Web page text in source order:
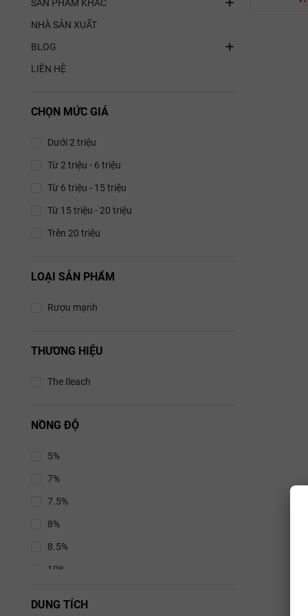
SẢN PHẨM KHÁC
NHÀ SẢN XUẤT
BLOG
LIÊN HỆ
CHỌN MỨC GIÁ
Dưới 2 triệu
Từ 2 triệu - 6 triệu
Từ 6 triệu - 15 triệu
Từ 15 triệu - 20 triệu
Trên 20 triệu
LOẠI SẢN PHẨM
Rượu mạnh
THƯƠNG HIỆU
The Ileach
NỒNG ĐỘ
5%
7%
7.5%
8%
8.5%
10%
DUNG TÍCH